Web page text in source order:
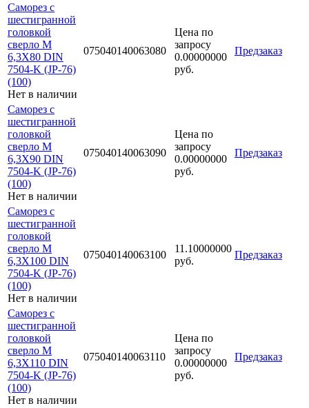
Саморез с
шестигранной
головкой
сверло М
6,3Х80 DIN
7504-K (JP-76)
(100)
Нет в наличии
075040140063080
Цена по
запросу
0.00000000
руб.
Предзаказ
Саморез с
шестигранной
головкой
сверло М
6,3Х90 DIN
7504-K (JP-76)
(100)
Нет в наличии
075040140063090
Цена по
запросу
0.00000000
руб.
Предзаказ
Саморез с
шестигранной
головкой
сверло М
6,3Х100 DIN
7504-K (JP-76)
(100)
Нет в наличии
075040140063100
11.10000000
руб.
Предзаказ
Саморез с
шестигранной
головкой
сверло М
6,3Х110 DIN
7504-K (JP-76)
(100)
Нет в наличии
075040140063110
Цена по
запросу
0.00000000
руб.
Предзаказ